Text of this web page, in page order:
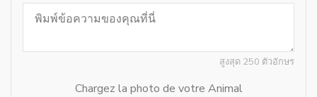
สูงสุด 250 ตัวอักษร
Chargez la photo de votre Animal